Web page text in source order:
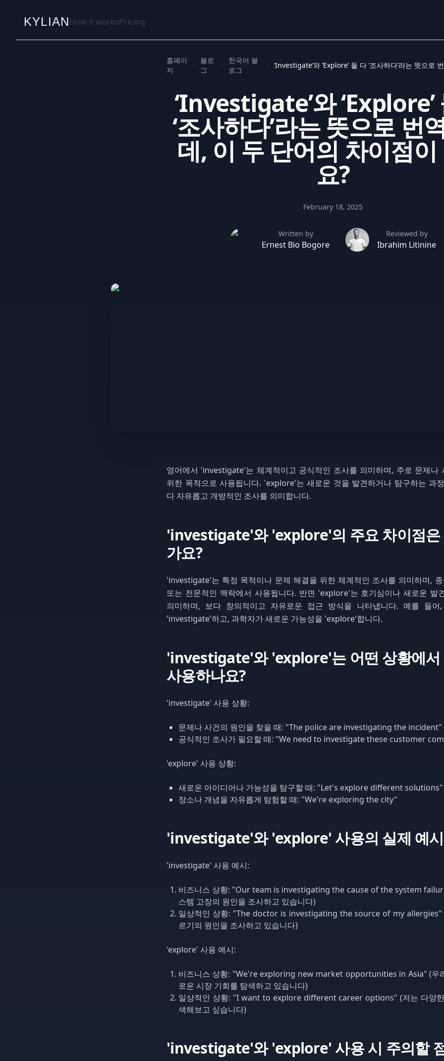
KYLIANHow it worksPricing
홈페이
지
블로
그
한국어 블
로그
‘Investigate’와 ‘Explore’
‘조사하다’라는 뜻으로 번
데, 이 두 단어의 차이점
요?
February 18, 2025
Written by
Ernest Bio Bogore
Reviewed by
Ibrahim Litinine
영어에서 'investigate'는 체계적이고 공식적인 조사를 의미하며, 주로 문제나
위한 목적으로 사용됩니다. 'explore'는 새로운 것을 발견하거나 탐구하는 과
다 자유롭고 개방적인 조사를 의미합니다.
'investigate'와 'explore'의 주요 차이점은
가요?
'investigate'는 특정 목적이나 문제 해결을 위한 체계적인 조사를 의미하며,
또는 전문적인 맥락에서 사용됩니다. 반면 'explore'는 호기심이나 새로운 발
의미하며, 보다 창의적이고 자유로운 접근 방식을 나타냅니다. 예를 들어
'investigate'하고, 과학자가 새로운 가능성을 'explore'합니다.
'investigate'와 'explore'는 어떤 상황에서
사용하나요?
'investigate' 사용 상황:
문제나 사건의 원인을 찾을 때: "The police are investigating the incident"
공식적인 조사가 필요할 때: "We need to investigate these customer
'explore' 사용 상황:
새로운 아이디어나 가능성을 탐구할 때: "Let's explore different solutions"
장소나 개념을 자유롭게 탐험할 때: "We're exploring the city"
'investigate'와 'explore' 사용의 실제 예시
'investigate' 사용 예시:
비즈니스 상황: "Our team is investigating the cause of the system
스템 고장의 원인을 조사하고 있습니다)
일상적인 상황: "The doctor is investigating the source of my allergies"
르기의 원인을 조사하고 있습니다)
'explore' 사용 예시:
비즈니스 상황: "We're exploring new market opportunities in Asia" (우
로운 시장 기회를 탐색하고 있습니다)
일상적인 상황: "I want to explore different career options" (저는 다양
색해보고 싶습니다)
'investigate'와 'explore' 사용 시 주의할